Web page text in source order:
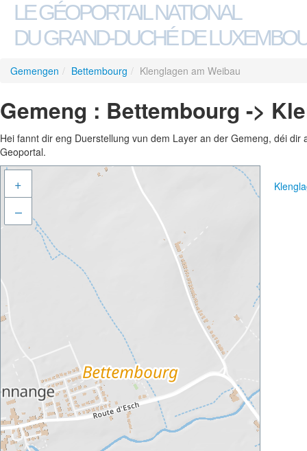
LE GÉOPORTAIL NATIONAL
DU GRAND-DUCHÉ DE
Gemengen / Bettembourg / Klenglagen am Weibau
Gemeng : Bettembourg ->
Hei fannt dir eng Duerstellung vun dem Layer an der Gemeng, déi
Geoportal.
+
–